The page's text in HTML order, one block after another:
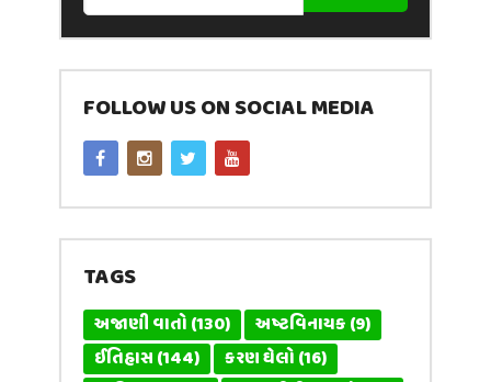
FOLLOW US ON SOCIAL MEDIA
TAGS
અજાણી વાતો(130) અષ્ટવિનાયક(9)
ઈતિહાસ(144) કરણ ઘેલો(16)